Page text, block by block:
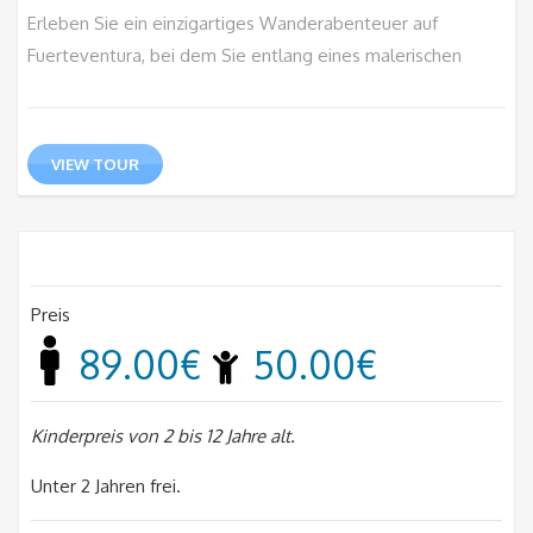
Erleben Sie ein einzigartiges Wanderabenteuer auf
Fuerteventura, bei dem Sie entlang eines malerischen
VIEW TOUR
Preis
89.00€ 50.00€
Kinderpreis von 2 bis 12 Jahre alt.
Unter 2 Jahren frei.